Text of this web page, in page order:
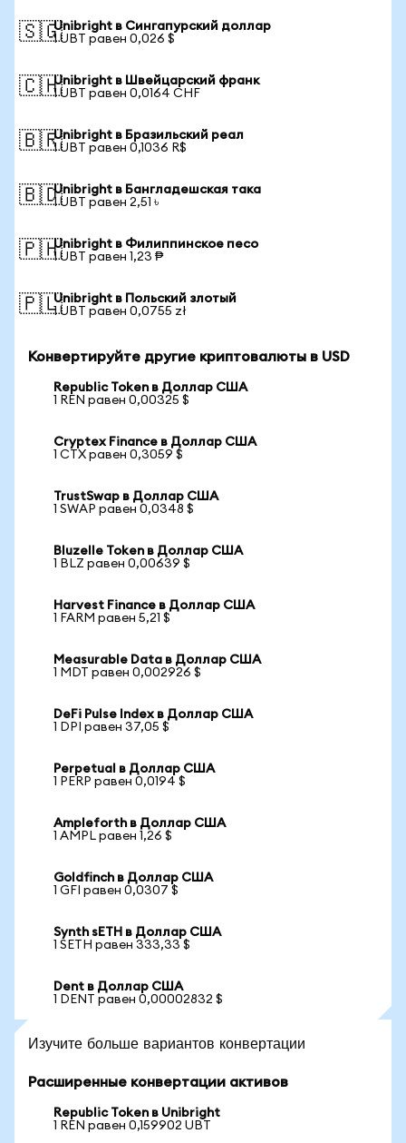
🇸🇬Unibright в Сингапурский доллар
1 UBT равен 0,026 $
🇨🇭Unibright в Швейцарский франк
1 UBT равен 0,0164 CHF
🇧🇷Unibright в Бразильский реал
1 UBT равен 0,1036 R$
🇧🇩Unibright в Бангладешская така
1 UBT равен 2,51 ৳
🇵🇭Unibright в Филиппинское песо
1 UBT равен 1,23 ₱
🇵🇱Unibright в Польский злотый
1 UBT равен 0,0755 zł
Конвертируйте другие криптовалюты в USD
Republic Token в Доллар США
1 REN равен 0,00325 $
Cryptex Finance в Доллар США
1 CTX равен 0,3059 $
TrustSwap в Доллар США
1 SWAP равен 0,0348 $
Bluzelle Token в Доллар США
1 BLZ равен 0,00639 $
Harvest Finance в Доллар США
1 FARM равен 5,21 $
Measurable Data в Доллар США
1 MDT равен 0,002926 $
DeFi Pulse Index в Доллар США
1 DPI равен 37,05 $
Perpetual в Доллар США
1 PERP равен 0,0194 $
Ampleforth в Доллар США
1 AMPL равен 1,26 $
Goldfinch в Доллар США
1 GFI равен 0,0307 $
Synth sETH в Доллар США
1 SETH равен 333,33 $
Dent в Доллар США
1 DENT равен 0,00002832 $
Изучите больше вариантов конвертации
Расширенные конвертации активов
Republic Token в Unibright
1 REN равен 0,159902 UBT